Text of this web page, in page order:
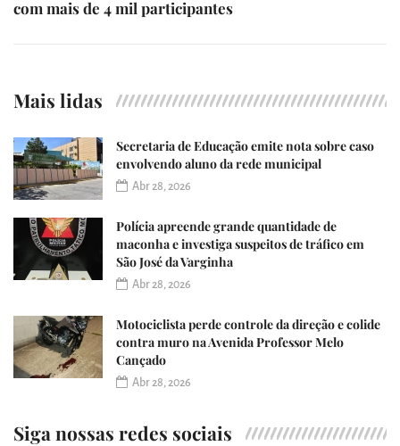
com mais de 4 mil participantes
Mais lidas
Secretaria de Educação emite nota sobre caso
envolvendo aluno da rede municipal
Abr 28, 2026
Polícia apreende grande quantidade de
maconha e investiga suspeitos de tráfico em
São José da Varginha
Abr 28, 2026
Motociclista perde controle da direção e colide
contra muro na Avenida Professor Melo
Cançado
Abr 28, 2026
Siga nossas redes sociais